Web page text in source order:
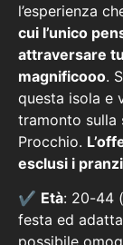
l’esperienza
cui l’unico
attraversare
magnificooo.
questa isola e
tramonto sulla
Procchio.
esclusi i
✔️ Età: 20-44
festa ed